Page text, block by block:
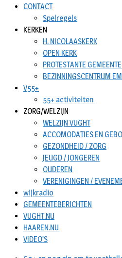
CONTACT
Spelregels
KERKEN
H. NICOLAASKERK
OPEN KERK
PROTESTANTE
BEZINNINGSCENTRUM
V55+
55+ activiteiten
ZORG/WELZIJN
WELZIJN VUGHT
ACCOMODATIES EN
GEZONDHEID / ZORG
JEUGD / JONGEREN
OUDEREN
VERENIGINGEN /
wijkradio
GEMEENTEBERICHTEN
VUGHT.NU
HAAREN.NU
VIDEO’S